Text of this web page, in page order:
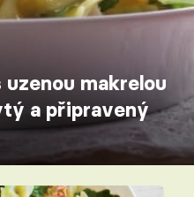
makrelou
a připravený